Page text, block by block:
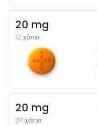
20 mg
12 χάπια
20 mg
24 χάπια